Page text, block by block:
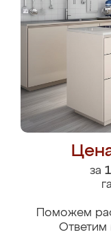
за
Поможем
Ответим